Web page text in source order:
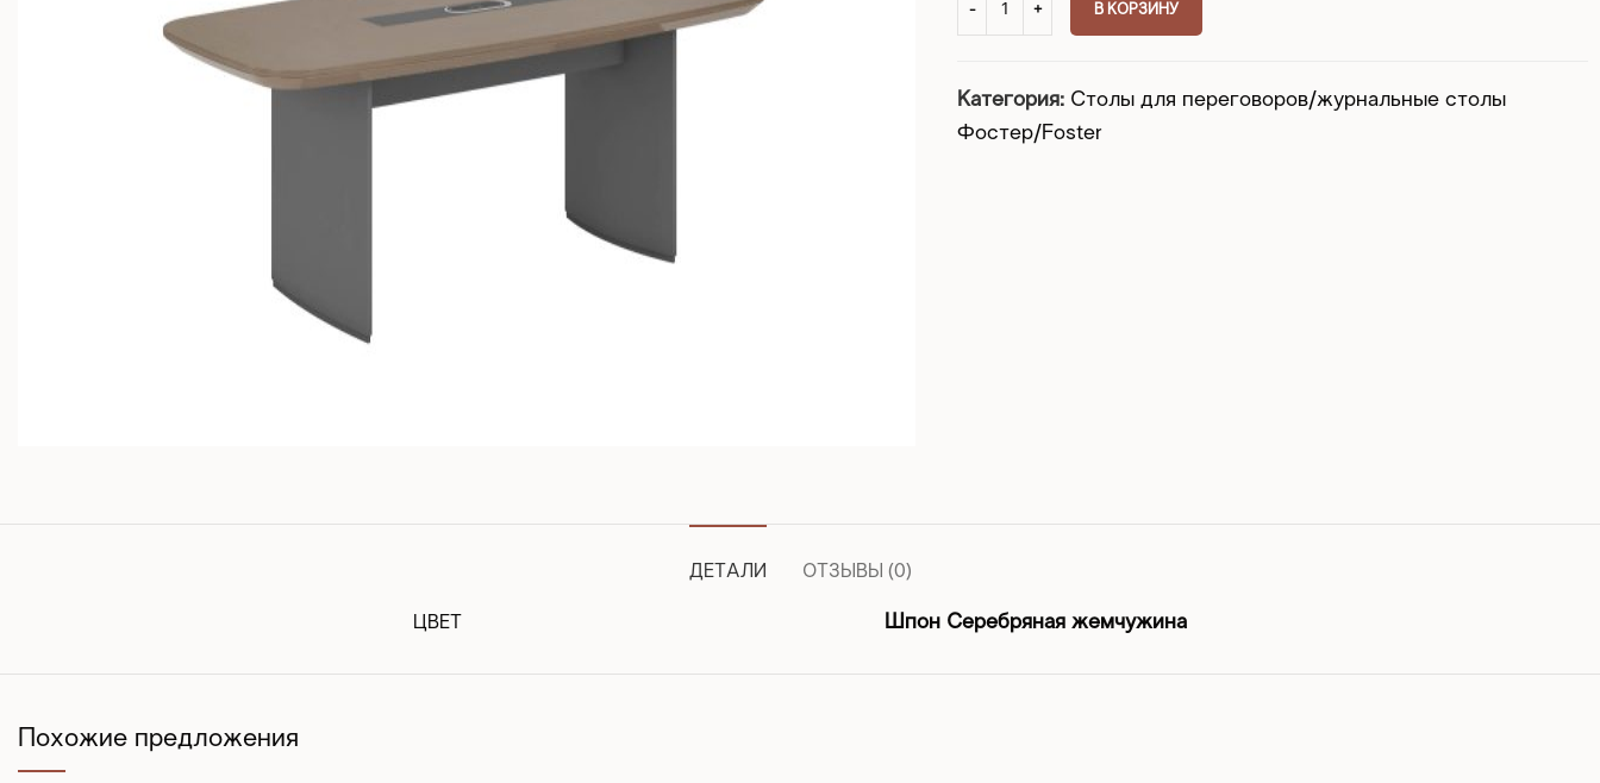
В КОРЗИНУ
Категория: Столы для переговоров/журнальные столы
Фостер/Foster
ДЕТАЛИ ОТЗЫВЫ (0)
ЦВЕТ Шпон Серебряная жемчужина
Похожие предложения